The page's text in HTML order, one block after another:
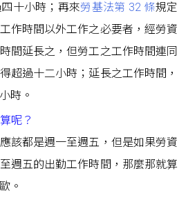
十小時；再來勞基法第 32 條規定
作時間以外工作之必要者，經勞資
間延長之，但勞工之工作時間連同
超過十二小時；延長之工作時間，
時。
呢？
該都是週一至週五，但是如果勞資
週五的出勤工作時間，那麼那就算
。